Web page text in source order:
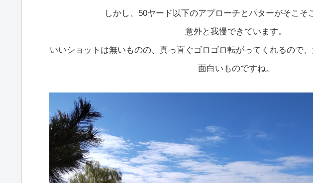
しかし、50ヤード以下のアプローチとパターがそこそ
意外と我慢できています。
いいショットは無いものの、真っ直ぐゴロゴロ転がってくれるので、
面白いものですね。